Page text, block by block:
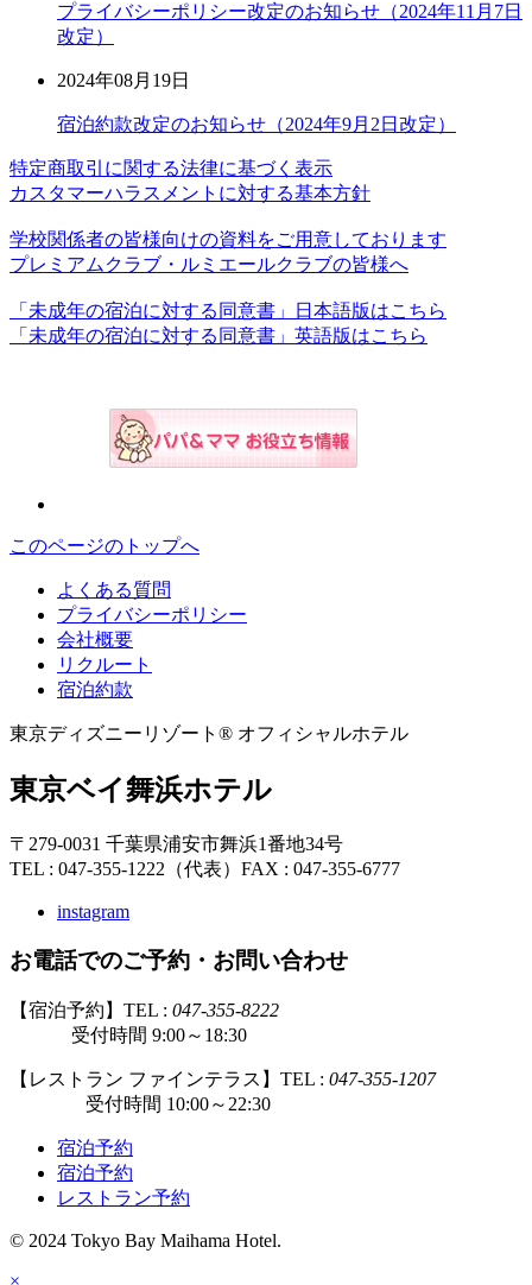
プライバシーポリシー改定のお知らせ（2024年11月7日
改定）
2024年08月19日
宿泊約款改定のお知らせ（2024年9月2日改定）
特定商取引に関する法律に基づく表示
カスタマーハラスメントに対する基本方針
学校関係者の皆様向けの資料をご用意しております
プレミアムクラブ・ルミエールクラブの皆様へ
「未成年の宿泊に対する同意書」日本語版はこちら
「未成年の宿泊に対する同意書」英語版はこちら
このページのトップへ
よくある質問
プライバシーポリシー
会社概要
リクルート
宿泊約款
東京ディズニーリゾート® オフィシャルホテル
東京ベイ舞浜ホテル
〒279-0031 千葉県浦安市舞浜1番地34号
TEL : 047-355-1222（代表） FAX : 047-355-6777
instagram
お電話でのご予約・お問い合わせ
【宿泊予約】TEL : 047-355-8222
受付時間 9:00～18:30
【レストラン ファインテラス】TEL : 047-355-1207
受付時間 10:00～22:30
宿泊予約
宿泊予約
レストラン予約
© 2024 Tokyo Bay Maihama Hotel.
×